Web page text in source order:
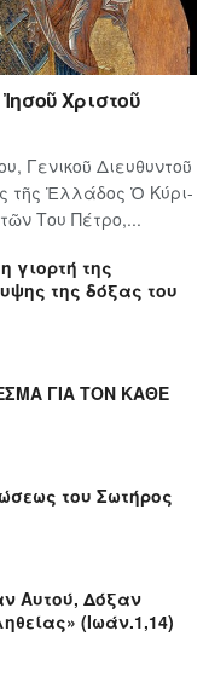
Χριστοῦ
Γενικοῦ Διευθυντοῦ
τῆς Ἑλλάδος Ὁ Κύ­ρι­
Του Πέ­τρο,...
γιορτή της
της δόξας του
ΓΙΑ ΤΟΝ ΚΑΘΕ
του Σωτήρος
Αυτού, Δόξαν
(Ιωάν.1,14)